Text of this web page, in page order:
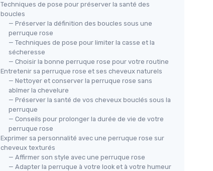
Techniques de pose pour préserver la santé des
boucles
— Préserver la définition des boucles sous une
perruque rose
— Techniques de pose pour limiter la casse et la
sécheresse
— Choisir la bonne perruque rose pour votre routine
Entretenir sa perruque rose et ses cheveux naturels
— Nettoyer et conserver la perruque rose sans
abîmer la chevelure
— Préserver la santé de vos cheveux bouclés sous la
perruque
— Conseils pour prolonger la durée de vie de votre
perruque rose
Exprimer sa personnalité avec une perruque rose sur
cheveux texturés
— Affirmer son style avec une perruque rose
— Adapter la perruque à votre look et à votre humeur